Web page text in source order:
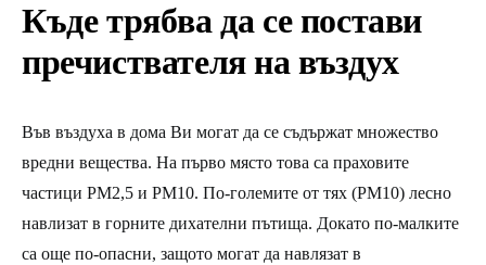
Къде трябва да се постави
пречиствателя на въздух
Във въздуха в дома Ви могат да се съдържат множество
вредни вещества. На първо място това са праховите
частици PM2,5 и PM10. По-големите от тях (PM10) лесно
навлизат в горните дихателни пътища. Докато по-малките
са още по-опасни, защото могат да навлязат в